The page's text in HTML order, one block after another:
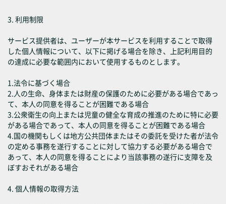
3. 利用制限
サービス提供者は、ユーザーが本サービスを利用することで取得
した個人情報について、以下に掲げる場合を除き、上記利用目的
の達成に必要な範囲内において使用するものとします。
1.法令に基づく場合
2.人の生命、身体または財産の保護のために必要がある場合であっ
て、本人の同意を得ることが困難である場合
3.公衆衛生の向上または児童の健全な育成の推進のために特に必要
がある場合であって、本人の同意を得ることが困難である場合
4.国の機関もしくは地方公共団体またはその委託を受けた者が法令
の定める事務を遂行することに対して協力する必要がある場合で
あって、本人の同意を得ることにより当該事務の遂行に支障を及
ぼすおそれがある場合
4. 個人情報の取得方法